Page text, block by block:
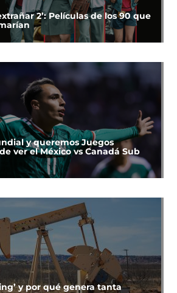
2’: Películas de los 90 que
y queremos Juegos
ver el México vs Canadá Sub
y por qué genera tanta